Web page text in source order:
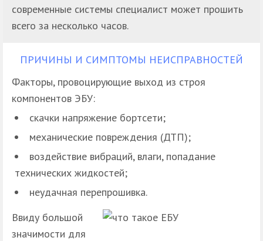
современные системы специалист может прошить
всего за несколько часов.
ПРИЧИНЫ И СИМПТОМЫ НЕИСПРАВНОСТЕЙ
Факторы, провоцирующие выход из строя
компонентов ЭБУ:
скачки напряжение бортсети;
механические повреждения (ДТП);
воздействие вибраций, влаги, попадание
технических жидкостей;
неудачная перепрошивка.
Ввиду большой
значимости для